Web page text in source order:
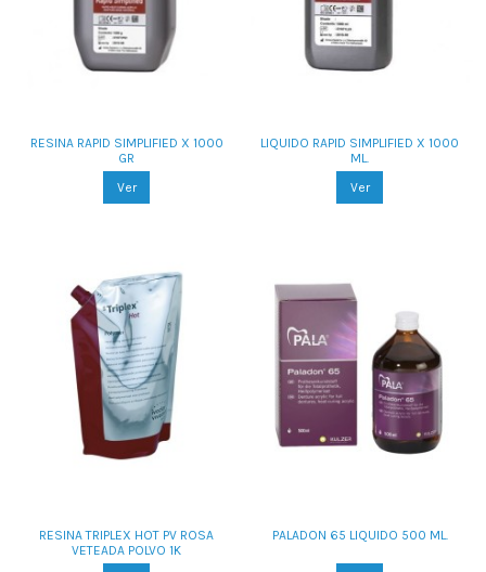
RESINA RAPID SIMPLIFIED X 1000
GR
Ver
LIQUIDO RAPID SIMPLIFIED X 1000
ML.
Ver
RESINA TRIPLEX HOT PV ROSA
VETEADA POLVO 1K
PALADON 65 LIQUIDO 500 ML.